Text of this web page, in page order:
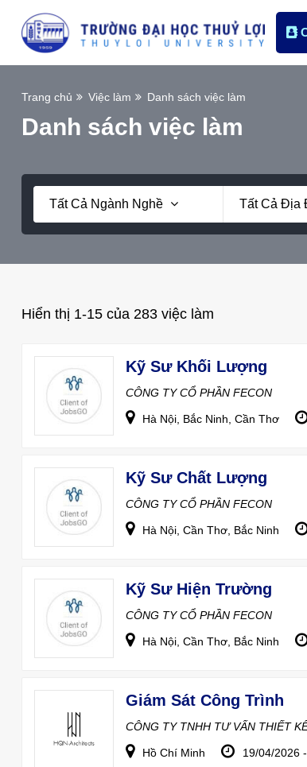
Trang chủ Việc làm Danh sách việc làm
Danh sách việc làm
Tất Cả Ngành Nghề Tất Cả Địa
Hiển thị 1-15 của 283 việc làm
Kỹ Sư Khối Lượng
CÔNG TY CỔ PHẦN FECON
Hà Nội, Bắc Ninh, Cần Thơ
Kỹ Sư Chất Lượng
CÔNG TY CỔ PHẦN FECON
Hà Nội, Cần Thơ, Bắc Ninh
Kỹ Sư Hiện Trường
CÔNG TY CỔ PHẦN FECON
Hà Nội, Cần Thơ, Bắc Ninh
Giám Sát Công Trình
CÔNG TY TNHH TƯ VẤN THIẾT
Hồ Chí Minh 19/04/2026